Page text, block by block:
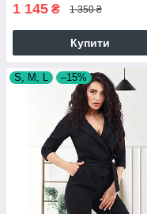
1 145 ₴ 1 350 ₴
Купити
S, M, L –15%